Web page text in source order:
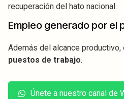
recuperación del hato nacional.
Empleo generado por el
Además del alcance productivo,
puestos de trabajo.
Únete a nuestro canal de